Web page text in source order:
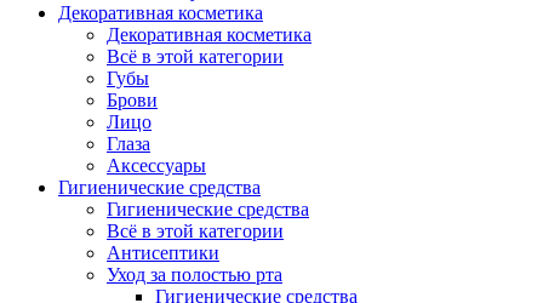
Декоративная косметика
Декоративная косметика
Всё в этой категории
Губы
Брови
Лицо
Глаза
Аксессуары
Гигиенические средства
Гигиенические средства
Всё в этой категории
Антисептики
Уход за полостью рта
Гигиенические средства